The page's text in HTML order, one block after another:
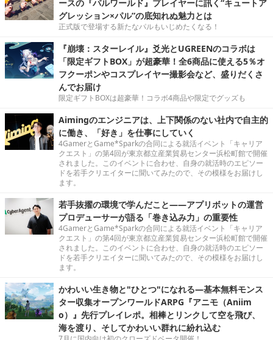
ースの『パルワールド』プレイヤーに訊く“キュートア
グレッション×パル”の底知れぬ魅力とは
正式版で登場する新たなパルもいじめたくなる！
『崩壊：スターレイル』爻光とUGREENのコラボは
「限定ギフトBOX」が超豪華！全6商品に使える5％オ
フクーポンやコスプレイヤー撮影会など、盛りだくさ
んでお届け
限定ギフトBOXは超豪華！コラボ4商品や限定でグッズも
Aimingのエンジニアは、上下関係のない社内で自主的
に働き、「好き」を仕事にしていく
4GamerとGame*Sparkの合同による就活イベント「キャリア
クエスト」の第4回が東京都立産業貿易センター浜松町館で開催
されました。このイベントに合わせ、自身の就活時のエピソー
ドを若手クリエイターに聞いてみたので、その模様をお届けし
ます。
若手抜擢の環境で学んだこと――アプリボットの運営
プロデューサーが語る「巻き込み力」の重要性
4GamerとGame*Sparkの合同による就活イベント「キャリア
クエスト」の第4回が東京都立産業貿易センター浜松町館で開催
されました。このイベントに合わせ、自身の就活時のエピソー
ドを若手クリエイターに聞いてみたので、その模様をお届けし
ます。
かわいい生き物と"ひとつ"になれる―基本無料モンス
ター収集オープンワールドARPG『アニモ（Aniim
o）』先行プレイレポ。相棒とリンクして空を飛び、
海を渡り、そしてかわいい群れに紛れ込む